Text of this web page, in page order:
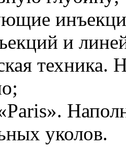
и
техника.
уколов.